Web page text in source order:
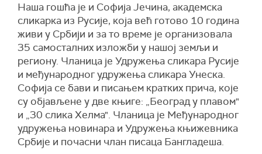
Наша гошћа је и Софија Јечина, академска
сликарка из Русије, која већ готово 10 година
живи у Србији и за то време је организовала
35 самосталних изложби у нашој земљи и
региону. Чланица је Удружења сликара Русије
и међународног удружења сликара Унеска.
Софија се бави и писањем кратких прича, које
су објављене у две књиге: „Београд у плавом"
и „30 слика Хелма". Чланица је Међународног
удружења новинара и Удружења књижевника
Србије и почасни члан писаца Бангладеша.